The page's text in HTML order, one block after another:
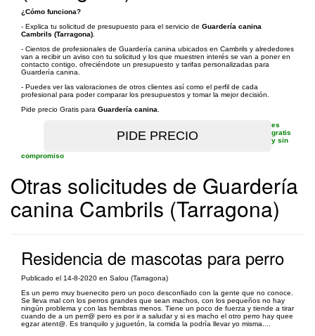
¿Cómo funciona?
- Explica tu solicitud de presupuesto para el servicio de Guardería canina
Cambrils (Tarragona)
- Cientos de profesionales de Guardería canina ubicados en Cambrils y alrededores
van a recibir un aviso con tu solicitud y los que muestren interés se van a poner en
contacto contigo, ofreciéndote un presupuesto y tarifas personalizadas para
Guardería canina.
- Puedes ver las valoraciones de otros clientes así como el perfil de cada
profesional para poder comparar los presupuestos y tomar la mejor decisión.
Pide precio Gratis para Guardería canina
es
gratis
y sin
compromiso
Otras solicitudes de Guardería
canina Cambrils (Tarragona)
Residencia de mascotas para perro
Publicado el 14-8-2020 en Salou (Tarragona)
Es un perro muy buenecito pero un poco desconfiado con la gente que no conoce.
Se lleva mal con los perros grandes que sean machos, con los pequeños no hay
ningún problema y con las hembras menos. Tiene un poco de fuerza y tiende a tirar
cuando de a un perr@ pero es por ir a saludar y si es macho el otro perro hay quee
egzar atent@. Es tranquilo y juguetón, la comida la podría llevar yo misma....